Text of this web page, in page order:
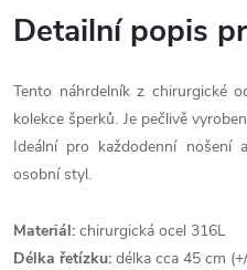
Detailní popis
Tento náhrdelník z chirurgické
kolekce šperků. Je pečlivě
Ideální pro každodenní nošení
osobní styl.
Materiál: chirurgická ocel 316L
Délka řetízku: délka cca 45 cm